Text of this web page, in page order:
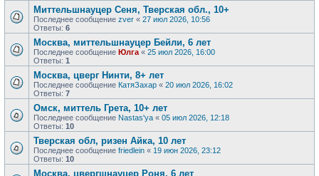
Миттельшнауцер Сеня, Тверская обл., 10+
Последнее сообщение zver « 27 июл 2026, 10:56
Ответы: 6
Москва, миттельшнауцер Бейли, 6 лет
Последнее сообщение Юлга « 25 июл 2026, 16:00
Ответы: 1
Москва, цверг Нинти, 8+ лет
Последнее сообщение КатяЗахар « 20 июл 2026, 16:02
Ответы: 7
Омск, миттель Грета, 10+ лет
Последнее сообщение Nastas'ya « 05 июл 2026, 12:18
Ответы: 10
Тверская обл, ризен Айка, 10 лет
Последнее сообщение friedlein « 19 июн 2026, 23:12
Ответы: 10
Москва, цвергшнауцер Роня, 6 лет